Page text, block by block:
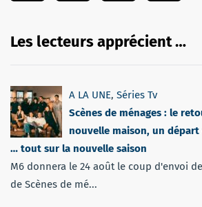
Les lecteurs apprécient …
A LA UNE, Séries Tv
Scènes de ménages : le
nouvelle maison, un départ
… tout sur la nouvelle saison
M6 donnera le 24 août le coup d'envoi
de Scènes de mé...